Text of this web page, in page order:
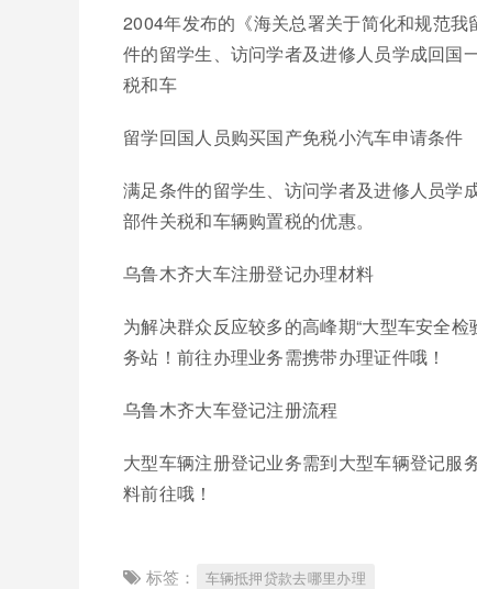
2004年发布的《海关总署关于简化和规范
件的留学生、访问学者及进修人员学成回国
税和车
留学回国人员购买国产免税小汽车申请条件
满足条件的留学生、访问学者及进修人员学
部件关税和车辆购置税的优惠。
乌鲁木齐大车注册登记办理材料
为解决群众反应较多的高峰期“大型车安全
务站！前往办理业务需携带办理证件哦！
乌鲁木齐大车登记注册流程
大型车辆注册登记业务需到大型车辆登记服
料前往哦！
标签： 车辆抵押贷款去哪里办理